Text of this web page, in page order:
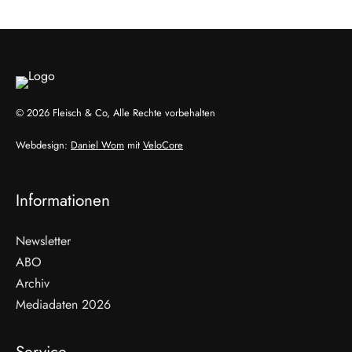
© 2026 Fleisch & Co, Alle Rechte vorbehalten
Webdesign: Daniel Wom mit VeloCore
Informationen
Newsletter
ABO
Archiv
Mediadaten 2026